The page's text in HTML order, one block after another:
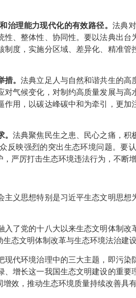
治理能力现代化的有效路径。法典
、整体性、协同性。要以法典出
度，实施分区域、差异化、精准
措。法典立足人与自然和谐共生的高
气候变化，对制约高质量发展与
用，以碳达峰碳中和为牵引，更
法典聚焦民生之患、民心之痛，积
反映强烈的突出生态环境问题。要
严厉打击生态环境违法行为，不断
思想特别是习近平生态文明思想
入了党的十八大以来生态文明体制改
态文明体制改革与生态环境法治建
现代环境治理中的三大主题，即污
增长这一我国生态文明建设的重
效，推动生态环境质量持续改善具有